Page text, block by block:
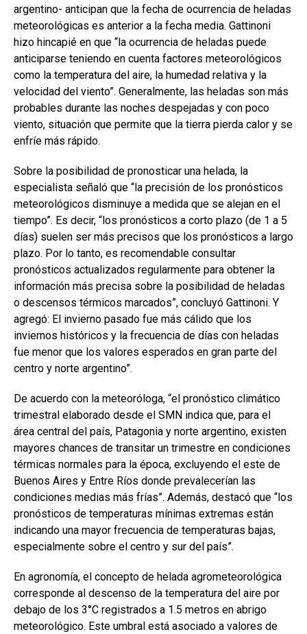
argentino- anticipan que la fecha de ocurrencia de heladas
meteorológicas es anterior a la fecha media. Gattinoni
hizo hincapié en que “la ocurrencia de heladas puede
anticiparse teniendo en cuenta factores meteorológicos
como la temperatura del aire, la humedad relativa y la
velocidad del viento”. Generalmente, las heladas son más
probables durante las noches despejadas y con poco
viento, situación que permite que la tierra pierda calor y se
enfríe más rápido.
Sobre la posibilidad de pronosticar una helada, la
especialista señaló que “la precisión de los pronósticos
meteorológicos disminuye a medida que se alejan en el
tiempo”. Es decir, “los pronósticos a corto plazo (de 1 a 5
días) suelen ser más precisos que los pronósticos a largo
plazo. Por lo tanto, es recomendable consultar
pronósticos actualizados regularmente para obtener la
información más precisa sobre la posibilidad de heladas
o descensos térmicos marcados”, concluyó Gattinoni. Y
agregó: El invierno pasado fue más cálido que los
inviernos históricos y la frecuencia de días con heladas
fue menor que los valores esperados en gran parte del
centro y norte argentino”.
De acuerdo con la meteoróloga, “el pronóstico climático
trimestral elaborado desde el SMN indica que, para el
área central del país, Patagonia y norte argentino, existen
mayores chances de transitar un trimestre en condiciones
térmicas normales para la época, excluyendo el este de
Buenos Aires y Entre Ríos donde prevalecerían las
condiciones medias más frías”. Además, destacó que “los
pronósticos de temperaturas mínimas extremas están
indicando una mayor frecuencia de temperaturas bajas,
especialmente sobre el centro y sur del país”.
En agronomía, el concepto de helada agrometeorológica
corresponde al descenso de la temperatura del aire por
debajo de los 3°C registrados a 1.5 metros en abrigo
meteorológico. Este umbral está asociado a valores de